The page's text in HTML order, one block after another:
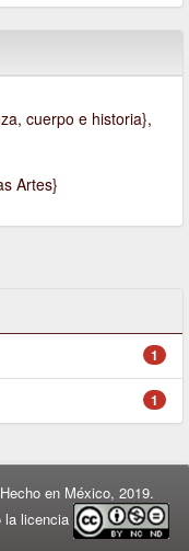
cuerpo e historia},
Artes}
1
1
en México, 2019.
la licencia